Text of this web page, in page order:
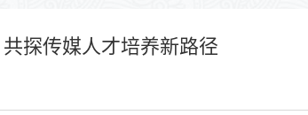
探传媒人才培养新路径